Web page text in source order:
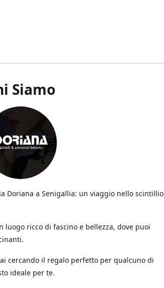
Siamo
Doriana a Senigallia: un viaggio nello scintillio
luogo ricco di fascino e bellezza, dove puoi
cercando il regalo perfetto per qualcuno di
ideale per te.